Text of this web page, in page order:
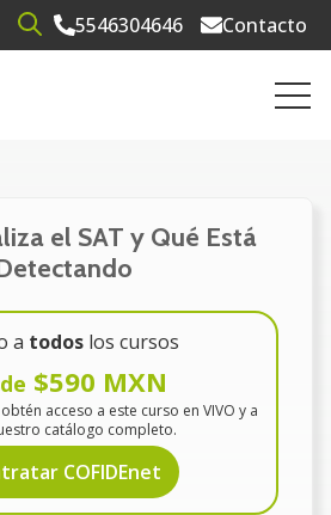
Open search5546304646 Contacto
el SAT y Qué Está
a todos los cursos
$590 MXN
acceso a este curso en VIVO y a
catálogo completo.
COFIDEnet